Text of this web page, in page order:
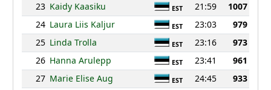
23 Kaidy Kaasiku EST 21:59
1007
24 Laura Liis Kaljur EST 23:03
979
25 Linda Trolla EST 23:16
973
26 Hanna Arulepp EST 23:41
961
27 Marie Elise Aug EST 24:45
933